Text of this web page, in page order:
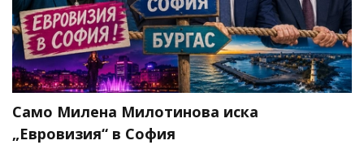
Само Милена Милотинова иска
„Евровизия“ в София